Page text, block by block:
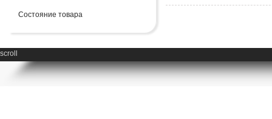
Состояние товара
scroll